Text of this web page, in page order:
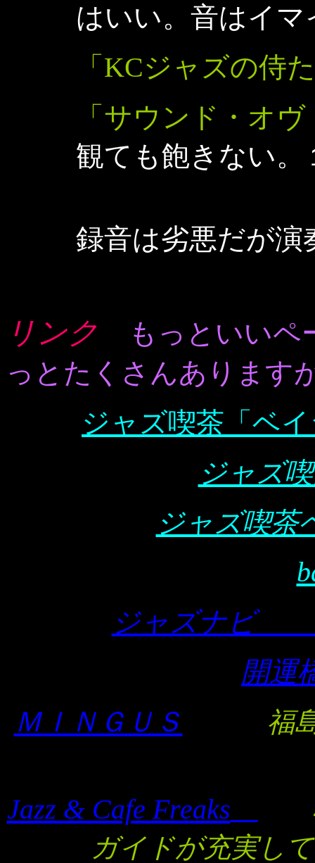
はいい。音はイ
「KCジャズの侍
「サウンド・オ
観ても飽きない。
録音は劣悪だが演
リンク
もっといい
っとたくさんあります
ジャズ喫茶「ベ
ジャズ
ジャズ喫茶
ジャズナビ
開運
ＭＩＮＧＵＳ
福
Jazz & Cafe Freaks
ガイドが充実し